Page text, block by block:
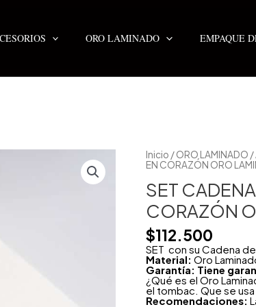
ORO LAMINADO EMPAQUE
Inicio /ORO LAMINADO /
EN CORAZÓN ORO
SET
CORAZÓN
$112.500
SET con su Cadena
Material: Oro
Garantía: Tiene
¿Qué es el Oro
el tombac. Que se
Recomendaciones:
SET
CADENA
CM
ESPIRITU
SANTO
EN
CORAZÓN
ORO
LAMINADO
cantidad